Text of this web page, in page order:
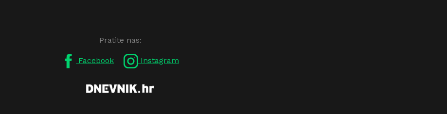
Pratite nas:
Facebook Instagram